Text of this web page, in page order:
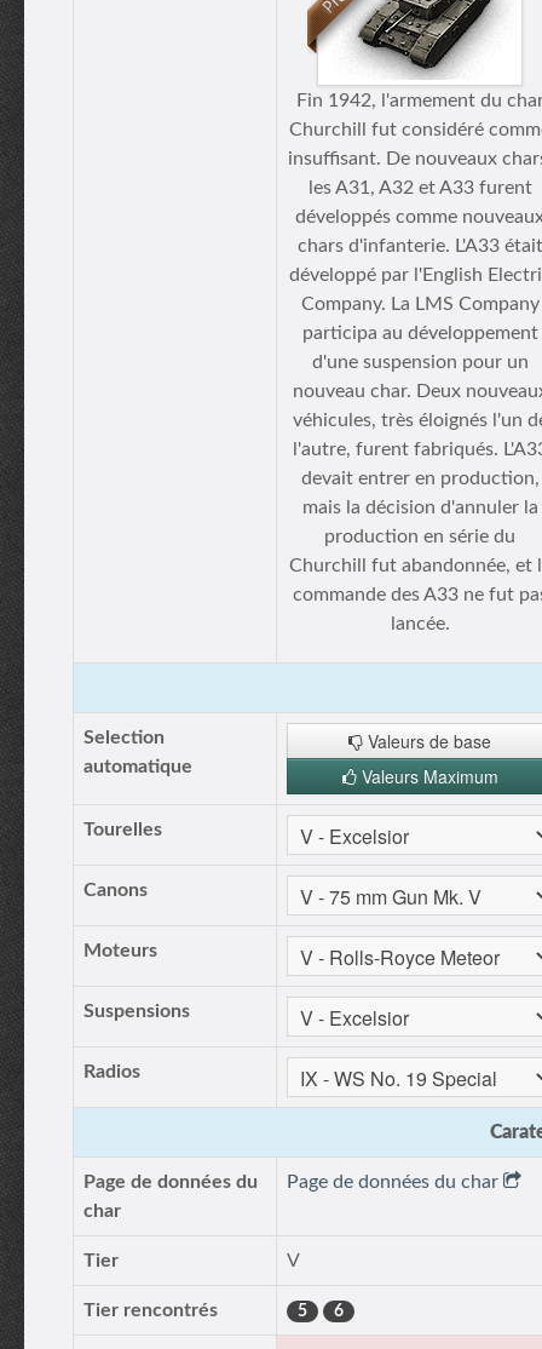
Fin 1942, l'armement du
Churchill fut considéré
insuffisant. De nouveaux
les A31, A32 et A33 furent
développés comme
chars d'infanterie. L'A33 était
développé par l'English
Company. La LMS Company
participa au développement
d'une suspension pour un
nouveau char. Deux
véhicules, très éloignés l'un
l'autre, furent fabriqués.
devait entrer en production,
mais la décision d'annuler la
production en série du
Churchill fut abandonnée, et
commande des A33 ne fut
lancée.
Selection
automatique
Valeurs de base
Valeurs Maximum
Tourelles
Canons
Moteurs
Suspensions
Radios
Page de données du
char
Page de données du char
Tier V
Tier rencontrés 5 6